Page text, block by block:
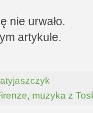
nie urwało.
artykule.
, muzyka z